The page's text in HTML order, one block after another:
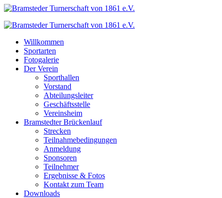
Zum
springen
Willkommen
Sportarten
Fotogalerie
Der Verein
Sporthallen
Vorstand
Abteilungsleiter
Geschäftsstelle
Vereinsheim
Bramstedter Brückenlauf
Strecken
Teilnahmebedingungen
Anmeldung
Sponsoren
Teilnehmer
Ergebnisse & Fotos
Kontakt zum Team
Downloads